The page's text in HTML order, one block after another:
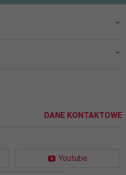
DANE KONTAKTOWE
Youtube